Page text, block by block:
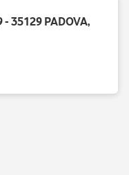
- 35129 PADOVA,